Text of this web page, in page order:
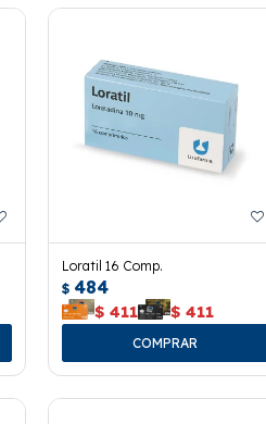
Loratil 16 Comp.
$ 484
$ 411 $ 411